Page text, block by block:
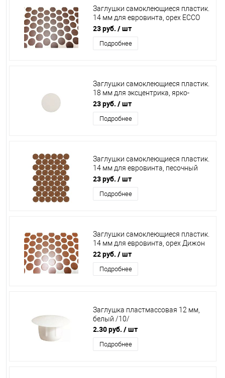
Заглушки самоклеющиеся пластик.
14 мм для евровинта, орех ECCO
(лист 50 шт.), KP.9163
23 руб. / шт
Подробнее
Заглушки самоклеющиеся пластик.
18 мм для эксцентрика, ярко-
белый (лист 32 шт.), PC2307
23 руб. / шт
Подробнее
Заглушки самоклеющиеся пластик.
14 мм для евровинта, песочный
(лист 50 шт.), РС2195
23 руб. / шт
Подробнее
Заглушки самоклеющиеся пластик.
14 мм для евровинта, орех Дижон
(лист 50 шт.), EG.3734
22 руб. / шт
Подробнее
Заглушка пластмассовая 12 мм,
белый /10/
2.30 руб. / шт
Подробнее